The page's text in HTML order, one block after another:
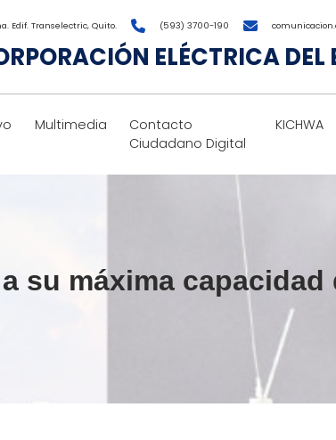
Edif. Transelectric, Quito. (593) 3700-190
ELÉCTRICA DEL
Multimedia
Contacto
Ciudadano Digital
KICHWA
su máxima capacidad